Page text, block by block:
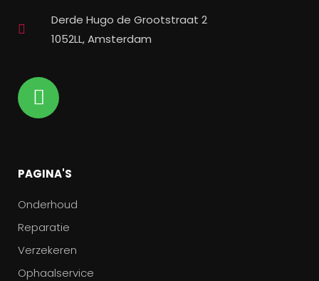
Derde Hugo de Grootstraat 2
1052LL, Amsterdam
PAGINA'S
Onderhoud
Reparatie
Verzekeren
Ophaalservice